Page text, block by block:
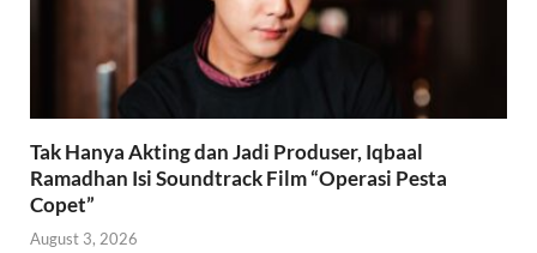
Tak Hanya Akting dan Jadi Produser, Iqbaal
Ramadhan Isi Soundtrack Film “Operasi Pesta
Copet”
August 3, 2026